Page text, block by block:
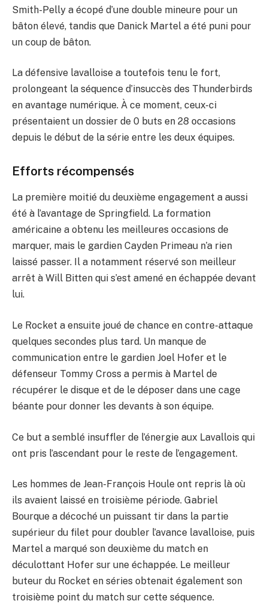
Smith-Pelly a écopé d’une double mineure pour un
bâton élevé, tandis que Danick Martel a été puni pour
un coup de bâton.
La défensive lavalloise a toutefois tenu le fort,
prolongeant la séquence d’insuccès des Thunderbirds
en avantage numérique. À ce moment, ceux-ci
présentaient un dossier de 0 buts en 28 occasions
depuis le début de la série entre les deux équipes.
Efforts récompensés
La première moitié du deuxième engagement a aussi
été à l’avantage de Springfield. La formation
américaine a obtenu les meilleures occasions de
marquer, mais le gardien Cayden Primeau n’a rien
laissé passer. Il a notamment réservé son meilleur
arrêt à Will Bitten qui s’est amené en échappée devant
lui.
Le Rocket a ensuite joué de chance en contre-attaque
quelques secondes plus tard. Un manque de
communication entre le gardien Joel Hofer et le
défenseur Tommy Cross a permis à Martel de
récupérer le disque et de le déposer dans une cage
béante pour donner les devants à son équipe.
Ce but a semblé insuffler de l’énergie aux Lavallois qui
ont pris l’ascendant pour le reste de l’engagement.
Les hommes de Jean-François Houle ont repris là où
ils avaient laissé en troisième période. Gabriel
Bourque a décoché un puissant tir dans la partie
supérieur du filet pour doubler l’avance lavalloise, puis
Martel a marqué son deuxième du match en
déculottant Hofer sur une échappée. Le meilleur
buteur du Rocket en séries obtenait également son
troisième point du match sur cette séquence.